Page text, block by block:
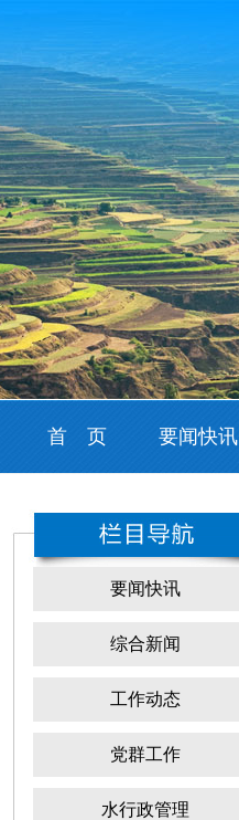
首 页 要闻快讯
要闻快讯
综合新闻
工作动态
党群工作
水行政管理